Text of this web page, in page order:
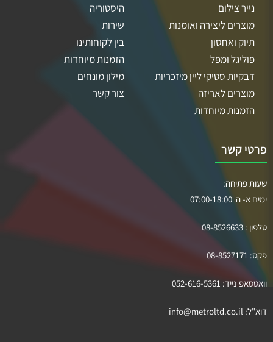
נייר צילום
מוצרים ליצירה ואומנות
תיוק ואחסון
פוליגל ומפל
דבקיות סטיקי ליין מיזכריות
מוצרים לאריזה
הזמנות מיוחדות
היסטוריה
שירות
בין לקוחותינו
הזמנות מיוחדות
מילון מונחים
צור קשר
פרטי קשר
שעות פתיחה:
ימים א- ה 07:00-18:00
טלפון : 08-8526633
פקס: 08-8527171
וואטסאפ נייד: 052-616-5361
דוא"ל: info@metroltd.co.il